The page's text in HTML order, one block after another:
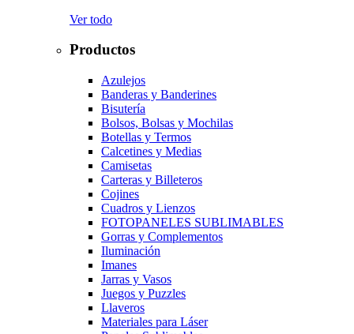
Ver todo
Productos
Azulejos
Banderas y Banderines
Bisutería
Bolsos, Bolsas y Mochilas
Botellas y Termos
Calcetines y Medias
Camisetas
Carteras y Billeteros
Cojines
Cuadros y Lienzos
FOTOPANELES SUBLIMABLES
Gorras y Complementos
Iluminación
Imanes
Jarras y Vasos
Juegos y Puzzles
Llaveros
Materiales para Láser